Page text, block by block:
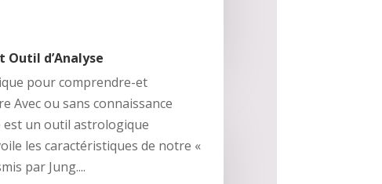
Outil d’Analyse
pour comprendre-et
Avec ou sans connaissance
un outil astrologique
les caractéristiques de notre «
par Jung....